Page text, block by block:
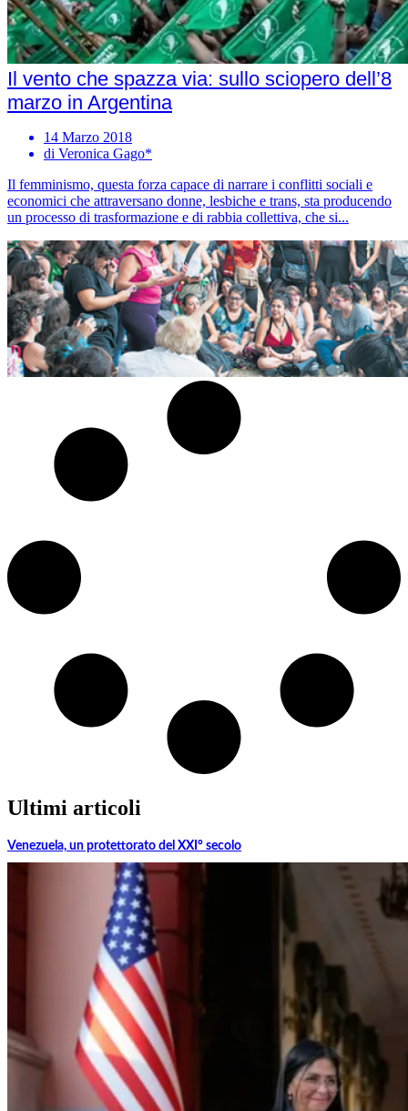
Il vento che spazza via: sullo sciopero dell’8
marzo in Argentina
14 Marzo 2018
di Veronica Gago*
Il femminismo, questa forza capace di narrare i conflitti sociali e
economici che attraversano donne, lesbiche e trans, sta producendo
un processo di trasformazione e di rabbia collettiva, che si...
Ultimi articoli
Venezuela, un protettorato del XXI° secolo